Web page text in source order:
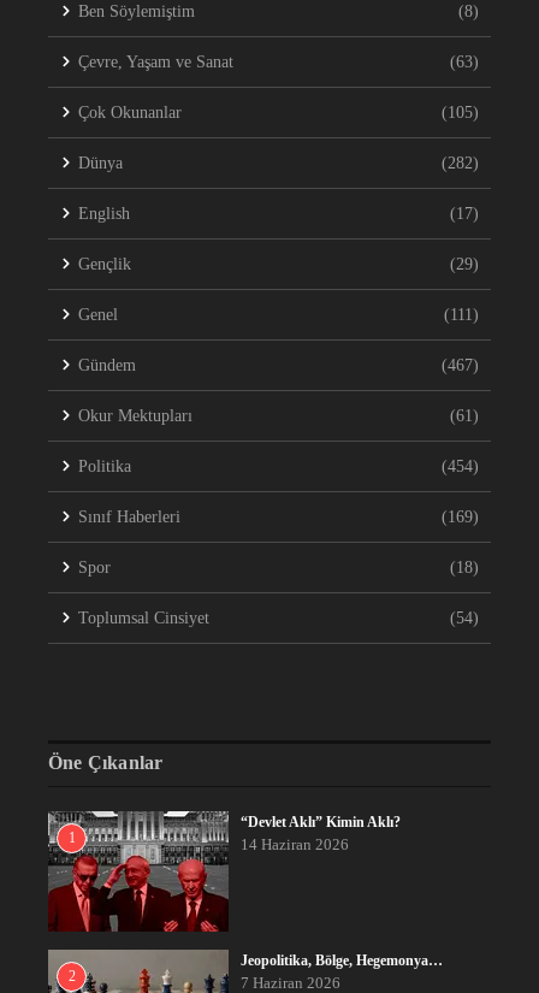
Ben Söylemiştim (8)
Çevre, Yaşam ve Sanat (63)
Çok Okunanlar (105)
Dünya (282)
English (17)
Gençlik (29)
Genel (111)
Gündem (467)
Okur Mektupları (61)
Politika (454)
Sınıf Haberleri (169)
Spor (18)
Toplumsal Cinsiyet (54)
Öne Çıkanlar
1
“Devlet Aklı” Kimin Aklı?
14 Haziran 2026
2
Jeopolitika, Bölge, Hegemonya…
7 Haziran 2026